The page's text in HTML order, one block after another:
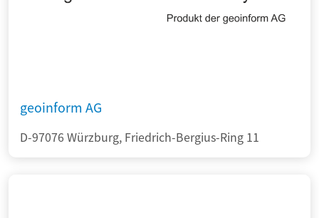
geoinform AG
D-97076 Würzburg, Friedrich-Bergius-Ring 11